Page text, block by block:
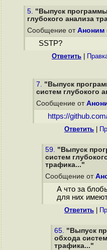
5. "Выпуск
глубокого анализа
Сообщение от Аноним
SSTP?
Ответить
7. "Выпуск
систем глубокого
Сообщение от
https://
Ответить
59. "Выпуск
систем
трафика..."
Сообщение от
А что за
для них
Ответить
65. "Выпуск
обхода
трафика..."